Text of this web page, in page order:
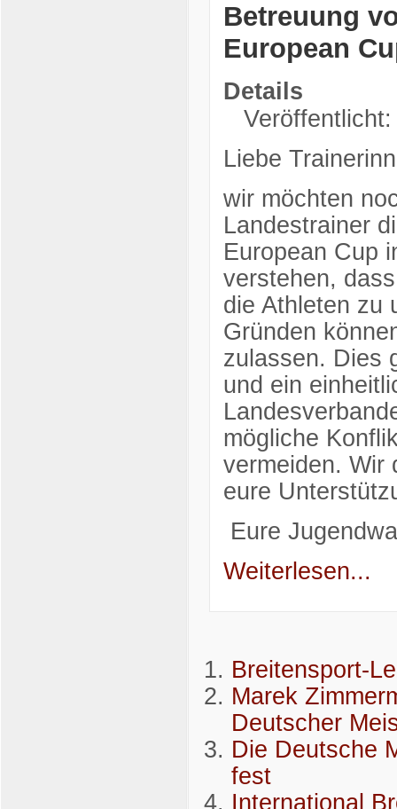
Betreuung
European
Details
Liebe
wir möchten
Landestrainer
European Cup
verstehen,
die Athleten zu
Gründen
zulassen. Dies
und ein
mögliche
vermeiden. Wir
eure
Eure
Weiterlesen...
Breitensport-
Marek
Deutscher
Die Deutsche
fest
International